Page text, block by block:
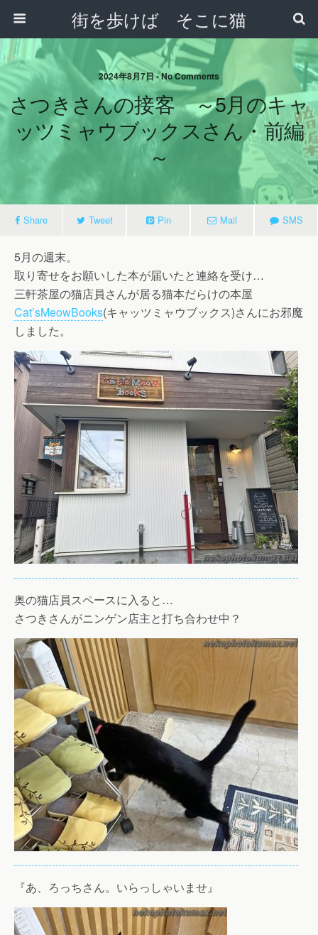
街を歩けば そこに猫
2024年8月7日 • No Comments
さつきさんの接客 ～5月のキャ
ッツミャウブックスさん・前編
～
Share Tweet Pin Mail SMS
5月の週末。
取り寄せをお願いした本が届いたと連絡を受け…
三軒茶屋の猫店員さんが居る猫本だらけの本屋
Cat’sMeowBooks(キャッツミャウブックス)さんにお邪魔
しました。
奥の猫店員スペースに入ると…
さつきさんがニンゲン店主と打ち合わせ中？
『あ、ろっちさん。いらっしゃいませ』